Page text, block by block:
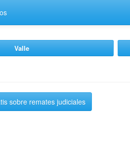
Valle
sobre remates judiciales